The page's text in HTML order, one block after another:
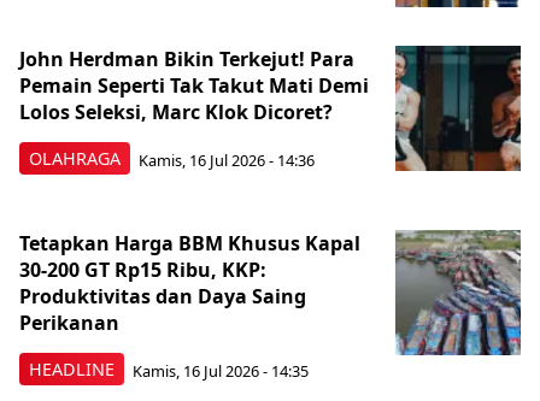
OLAHRAGA
John Herdman Bikin Terkejut! Para
Pemain Seperti Tak Takut Mati Demi
Lolos Seleksi, Marc Klok Dicoret?
Kamis, 16 Jul 2026 - 14:36
HEADLINE
Tetapkan Harga BBM Khusus Kapal
30-200 GT Rp15 Ribu, KKP:
Produktivitas dan Daya Saing
Perikanan
Kamis, 16 Jul 2026 - 14:35